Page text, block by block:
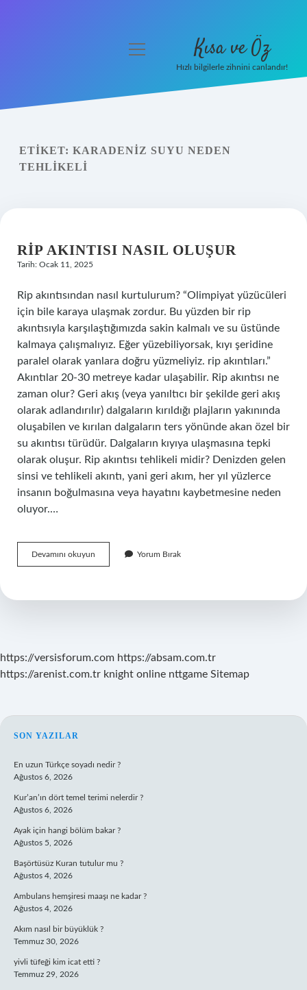
Yasal Uyarı
menüyü
Kısa ve Öz
Hızlı bilgilerle zihnini canlandır!
ETIKET: KARADENIZ SUYU NEDEN
TEHLIKELI
RIP AKINTISI NASIL OLUŞUR
Tarih: Ocak 11, 2025
Rip akıntısından nasıl kurtulurum? “Olimpiyat yüzücüleri
için bile karaya ulaşmak zordur. Bu yüzden bir rip
akıntısıyla karşılaştığımızda sakin kalmalı ve su üstünde
kalmaya çalışmalıyız. Eğer yüzebiliyorsak, kıyı şeridine
paralel olarak yanlara doğru yüzmeliyiz. rip akıntıları.”
Akıntılar 20-30 metreye kadar ulaşabilir. Rip akıntısı ne
zaman olur? Geri akış (veya yanıltıcı bir şekilde geri akış
olarak adlandırılır) dalgaların kırıldığı plajların yakınında
oluşabilen ve kırılan dalgaların ters yönünde akan özel bir
su akıntısı türüdür. Dalgaların kıyıya ulaşmasına tepki
olarak oluşur. Rip akıntısı tehlikeli midir? Denizden gelen
sinsi ve tehlikeli akıntı, yani geri akım, her yıl yüzlerce
insanın boğulmasına veya hayatını kaybetmesine neden
oluyor.…
Devamını okuyun
Akıntısı
Yorum Bırak
https://versisforum.com https://absam.com.tr
https://arenist.com.tr knight online nttgame Sitemap
SIDEBAR
SON YAZILAR
En uzun Türkçe soyadı nedir ?
Ağustos 6, 2026
Kur’an’ın dört temel terimi nelerdir ?
Ağustos 6, 2026
Ayak için hangi bölüm bakar ?
Ağustos 5, 2026
Başörtüsüz Kuran tutulur mu ?
Ağustos 4, 2026
Ambulans hemşiresi maaşı ne kadar ?
Ağustos 4, 2026
Akım nasıl bir büyüklük ?
Temmuz 30, 2026
yivli tüfeği kim icat etti ?
Temmuz 29, 2026